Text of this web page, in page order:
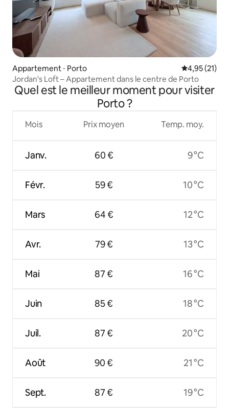
Appartement ⋅ Porto Évaluation
4,95 (21)
Jordan's Loft – Appartement dans le centre de Porto
Quel est le meilleur moment pour visiter
Porto ?
Mois
Janv.
Févr.
Mars
Avr.
Mai
Juin
Juil.
Août
Sept.
Prix moyen
60 €
59 €
64 €
79 €
87 €
85 €
87 €
90 €
87 €
Temp. moy.
9 °C
10 °C
12 °C
13 °C
16 °C
18 °C
20 °C
21 °C
19 °C